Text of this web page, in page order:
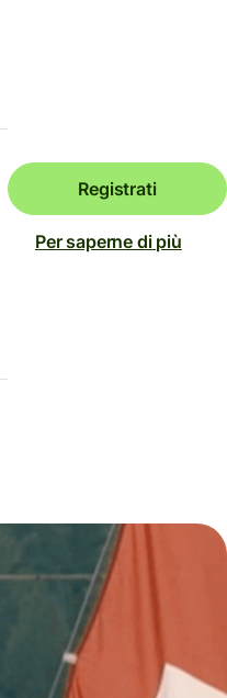
Registrati
Per saperne di più